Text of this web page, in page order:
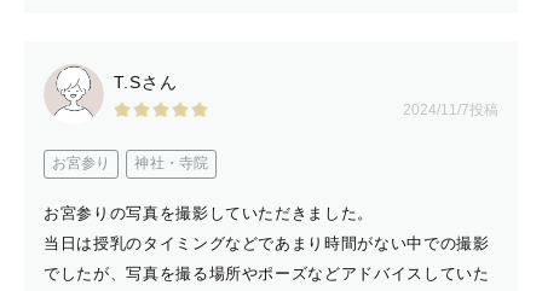
T.Sさん
2024/11/7投稿
お宮参り 神社・寺院
お宮参りの写真を撮影していただきました。
当日は授乳のタイミングなどであまり時間がない中での撮影
でしたが、写真を撮る場所やポーズなどアドバイスしていた